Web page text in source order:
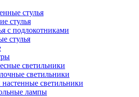
стулья
стулья
с подлокотниками
стулья
светильники
светильники
настенные светильники
лампы